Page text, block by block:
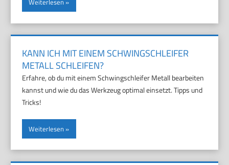
Weiterlesen
KANN ICH MIT EINEM SCHWINGSCHLEIFER
METALL SCHLEIFEN?
Erfahre, ob du mit einem Schwingschleifer Metall bearbeiten
kannst und wie du das Werkzeug optimal einsetzt. Tipps und
Tricks!
Weiterlesen